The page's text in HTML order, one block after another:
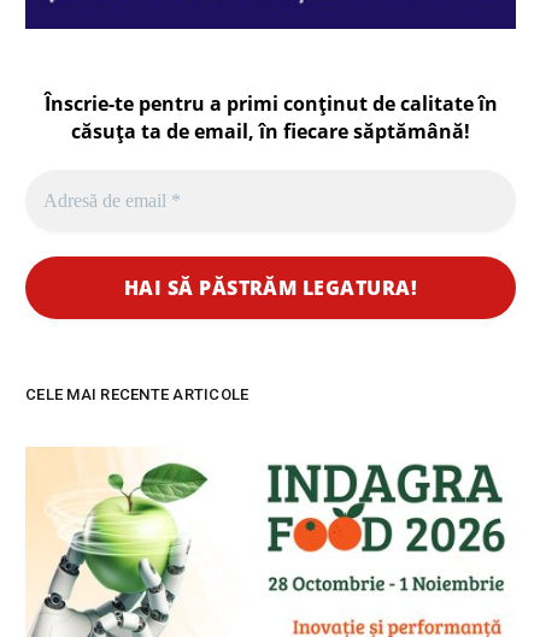
Înscrie-te pentru a primi conținut de calitate în
căsuța ta de email, în fiecaresăptămână!
CELE MAI RECENTE ARTICOLE